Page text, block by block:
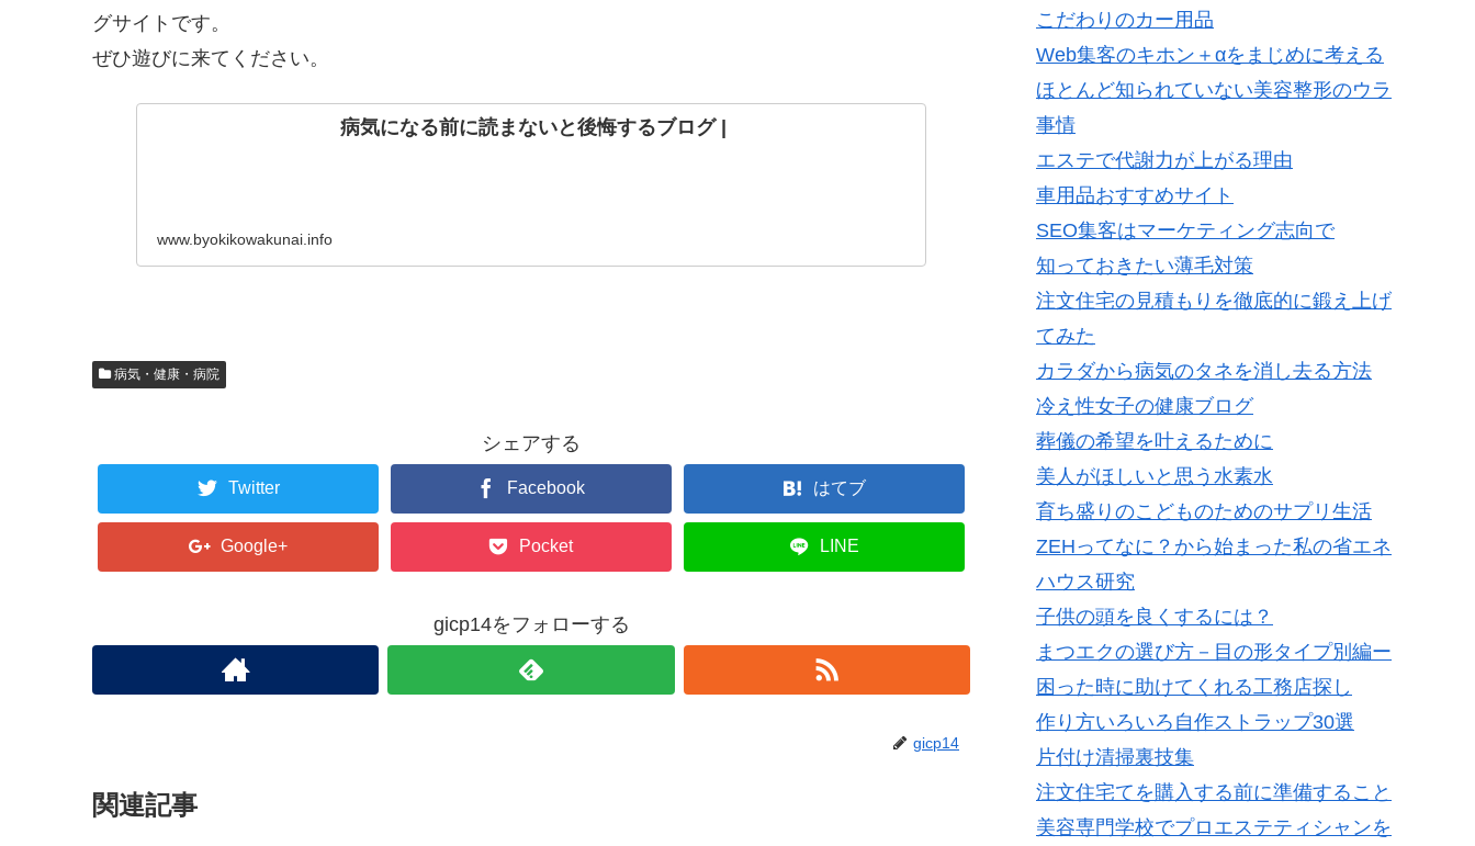
グサイトです。
ぜひ遊びに来てください。
病気になる前に読まないと後悔するブログ |
www.byokikowakunai.info
病気・健康・病院
シェアする
Twitter Facebook はてブ
Google+ Pocket LINE
gicp14をフォローする
gicp14
関連記事
こだわりのカー用品
Web集客のキホン＋αをまじめに考える
ほとんど知られていない美容整形のウラ
事情
エステで代謝力が上がる理由
車用品おすすめサイト
SEO集客はマーケティング志向で
知っておきたい薄毛対策
注文住宅の見積もりを徹底的に鍛え上げ
てみた
カラダから病気のタネを消し去る方法
冷え性女子の健康ブログ
葬儀の希望を叶えるために
美人がほしいと思う水素水
育ち盛りのこどものためのサプリ生活
ZEHってなに？から始まった私の省エネ
ハウス研究
子供の頭を良くするには？
まつエクの選び方－目の形タイプ別編ー
困った時に助けてくれる工務店探し
作り方いろいろ自作ストラップ30選
片付け清掃裏技集
注文住宅てを購入する前に準備すること
美容専門学校でプロエステティシャンを